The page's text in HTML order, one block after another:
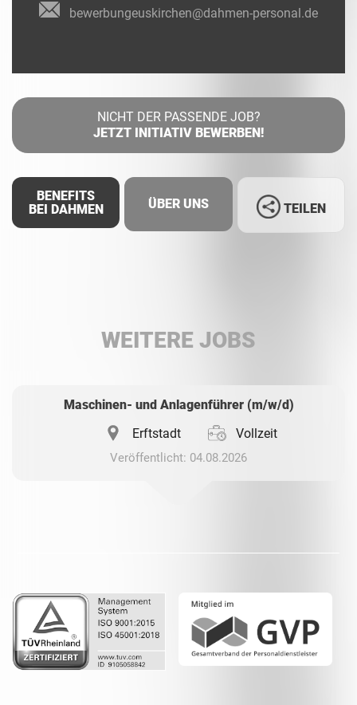
bewerbungeuskirchen@dahmen-personal.de
NICHT DER PASSENDE JOB?
JETZT INITIATIV BEWERBEN!
BENEFITS
BEI DAHMEN
ÜBER UNS TEILEN
WEITERE JOBS
Maschinen- und Anlagenführer (m/w/d)
Erftstadt
Vollzeit
Veröffentlicht: 04.08.2026